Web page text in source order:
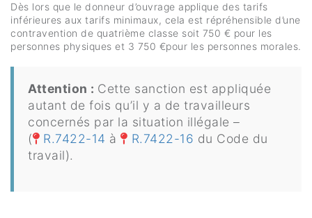
Dès lors que le donneur d’ouvrage applique des tarifs
inférieures aux tarifs minimaux, cela est répréhensible d’une
contravention de quatrième classe soit 750 € pour les
personnes physiques et 3 750 €pour les personnes morales.
Attention : Cette sanction est appliquée
autant de fois qu’il y a de travailleurs
concernés par la situation illégale –
(
R.7422-14 à R.7422-16 du Code du
travail).